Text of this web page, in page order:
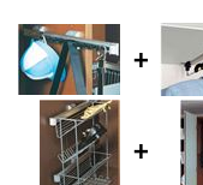
+
+